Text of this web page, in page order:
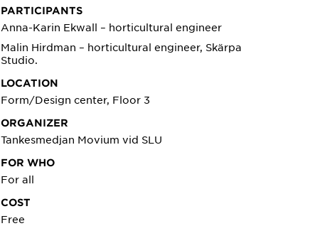
PARTICIPANTS
Anna-Karin Ekwall – horticultural engineer
Malin Hirdman – horticultural engineer, Skärpa
Studio.
LOCATION
Form/Design center, Floor 3
ORGANIZER
Tankesmedjan Movium vid SLU
FOR WHO
For all
COST
Free